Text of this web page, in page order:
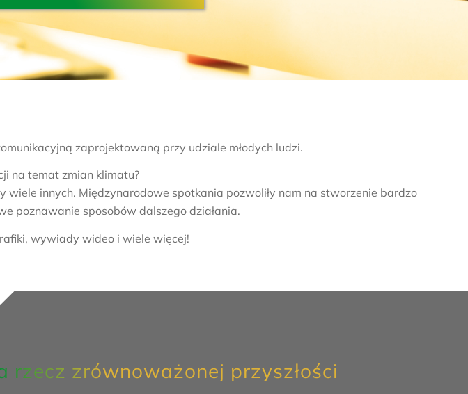
zaprojektowaną przy udziale młodych ludzi.
na temat zmian klimatu?
innych. Międzynarodowe spotkania pozwoliły nam na stworzenie bardzo
poznawanie sposobów dalszego działania.
wywiady wideo i wiele więcej!
zrównoważonej przyszłości